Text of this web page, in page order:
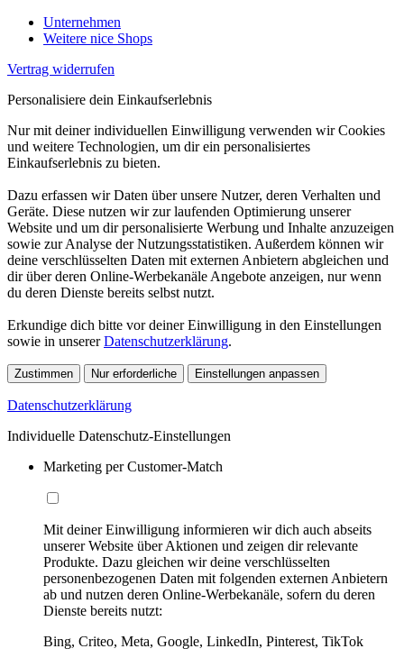
Unternehmen
Weitere nice Shops
Vertrag widerrufen
Personalisiere dein Einkaufserlebnis
Nur mit deiner individuellen Einwilligung verwenden wir Cookies
und weitere Technologien, um dir ein personalisiertes
Einkaufserlebnis zu bieten.
Dazu erfassen wir Daten über unsere Nutzer, deren Verhalten und
Geräte. Diese nutzen wir zur laufenden Optimierung unserer
Website und um dir personalisierte Werbung und Inhalte anzuzeigen
sowie zur Analyse der Nutzungsstatistiken. Außerdem können wir
deine verschlüsselten Daten mit externen Anbietern abgleichen und
dir über deren Online-Werbekanäle Angebote anzeigen, nur wenn
du deren Dienste bereits selbst nutzt.
Erkundige dich bitte vor deiner Einwilligung in den Einstellungen
sowie in unsererDatenschutzerklärung.
Zustimmen Nur erforderliche Einstellungen anpassen
Datenschutzerklärung
Individuelle Datenschutz-Einstellungen
Marketing per Customer-Match
Mit deiner Einwilligung informieren wir dich auch abseits
unserer Website über Aktionen und zeigen dir relevante
Produkte. Dazu gleichen wir deine verschlüsselten
personenbezogenen Daten mit folgenden externen Anbietern
ab und nutzen deren Online-Werbekanäle, sofern du deren
Dienste bereits nutzt:
Bing, Criteo, Meta, Google, LinkedIn, Pinterest, TikTok